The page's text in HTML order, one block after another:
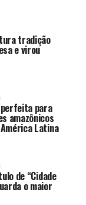
tradição
e virou
perfeita para
amazônicos
Latina
de “Cidade
o maior